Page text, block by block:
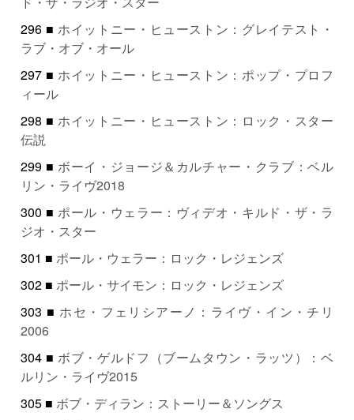
296 ■ホイットニー・ヒューストン：グレイテスト・
ラブ・オブ・オール
297 ■ホイットニー・ヒューストン：ポップ・プロフ
ィール
298 ■ホイットニー・ヒューストン：ロック・スター
伝説
299 ■ボーイ・ジョージ＆カルチャー・クラブ：ベル
リン・ライヴ2018
300 ■ポール・ウェラー：ヴィデオ・キルド・ザ・ラ
ジオ・スター
301 ■ポール・ウェラー：ロック・レジェンズ
302 ■ポール・サイモン：ロック・レジェンズ
303 ■ホセ・フェリシアーノ：ライヴ・イン・チリ
2006
304 ■ボブ・ゲルドフ（ブームタウン・ラッツ）：ベ
ルリン・ライヴ2015
305 ■ボブ・ディラン：ストーリー＆ソングス